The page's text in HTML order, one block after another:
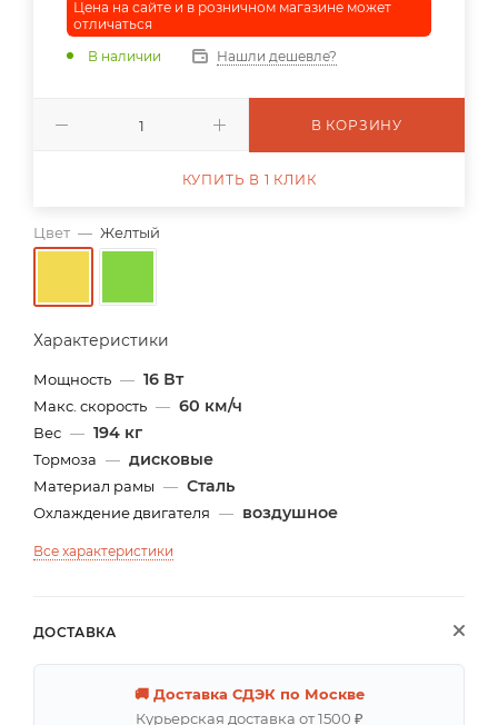
Цвет — Желтый
Характеристики
Мощность — 16 Вт
Макс. скорость — 60 км/ч
Вес — 194 кг
Тормоза — дисковые
Материал рамы — Сталь
Охлаждение двигателя — воздушное
Все характеристики
ДОСТАВКА
🚚 Доставка СДЭК по Москве
Курьерская доставка от 1500 ₽
Цена на сайте и в розничном магазине может
отличаться
В наличии
Нашли дешевле?
В КОРЗИНУ
КУПИТЬ В 1 КЛИК